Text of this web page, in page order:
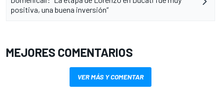
positiva, una buena inversión”
MEJORES COMENTARIOS
VER MÁS Y COMENTAR